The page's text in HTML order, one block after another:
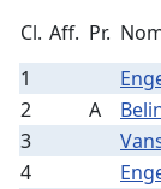
Cl. Aff. Pr.
1
2
A
3
4